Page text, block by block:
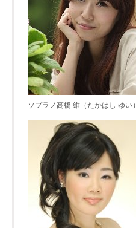
ソプラノ高橋 維（たかはし ゆい）